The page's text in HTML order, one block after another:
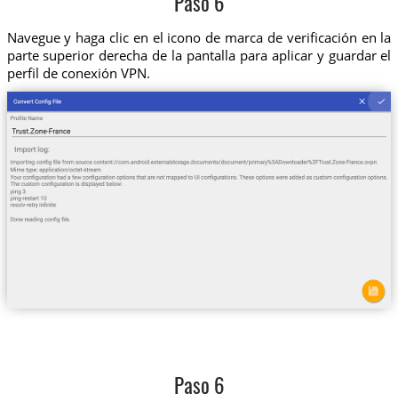
Paso 6
Navegue y haga clic en el icono de marca de verificación en la
parte superior derecha de la pantalla para aplicar y guardar el
perfil de conexión VPN.
Paso 6